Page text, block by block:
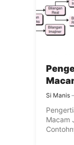
dan
Si Manis
Macam